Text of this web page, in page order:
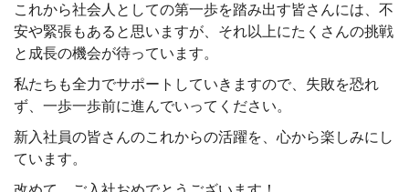
これから社会人としての第一歩を踏み出す皆さんには、不
安や緊張もあると思いますが、それ以上にたくさんの挑戦
と成長の機会が待っています。
私たちも全力でサポートしていきますので、失敗を恐れ
ず、一歩一歩前に進んでいってください。
新入社員の皆さんのこれからの活躍を、心から楽しみにし
ています。